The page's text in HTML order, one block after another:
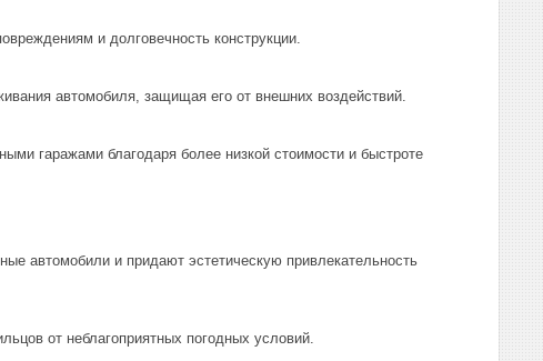
и долговечность конструкции.
автомобиля, защищая его от внешних воздействий.
гаражами благодаря более низкой стоимости и быстроте
автомобили и придают эстетическую привлекательность
от неблагоприятных погодных условий.